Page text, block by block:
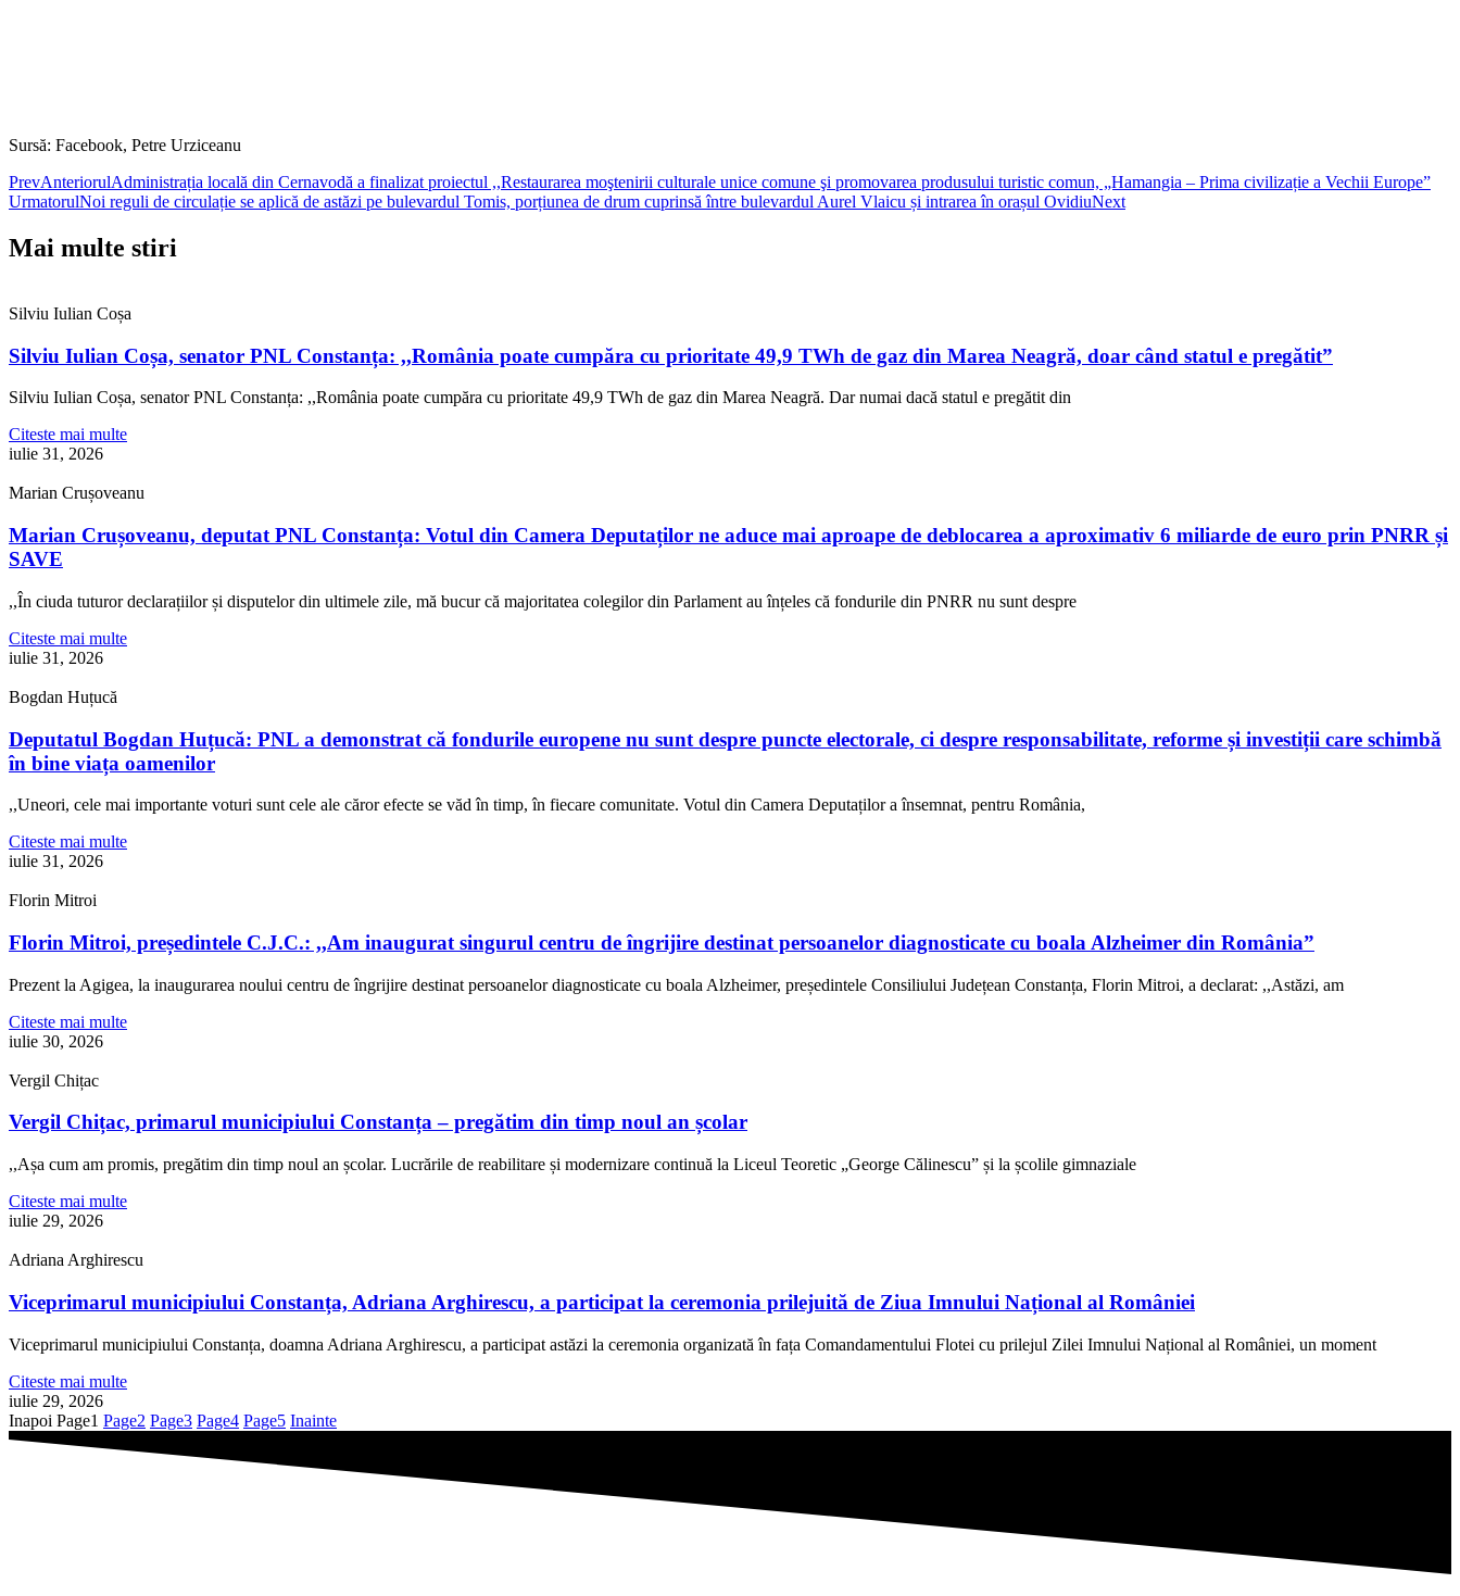
Sursă: Facebook, Petre Urziceanu
PrevAnteriorulAdministrația locală din Cernavodă a finalizat proiectul ,,Restaurarea moştenirii culturale unice comune şi promovarea produsului turistic comun, „Hamangia – Prima civilizație a Vechii Europe”
UrmatorulNoi reguli de circulație se aplică de astăzi pe bulevardul Tomis, porțiunea de drum cuprinsă între bulevardul Aurel Vlaicu și intrarea în orașul OvidiuNext
Mai multe stiri
Silviu Iulian Coșa
Silviu Iulian Coșa, senator PNL Constanța: ,,România poate cumpăra cu prioritate 49,9 TWh de gaz din Marea Neagră, doar când statul e pregătit”
Silviu Iulian Coșa, senator PNL Constanța: ,,România poate cumpăra cu prioritate 49,9 TWh de gaz din Marea Neagră. Dar numai dacă statul e pregătit din
Citeste mai multe
iulie 31, 2026
Marian Crușoveanu
Marian Crușoveanu, deputat PNL Constanța: Votul din Camera Deputaților ne aduce mai aproape de deblocarea a aproximativ 6 miliarde de euro prin PNRR și
SAVE
,,În ciuda tuturor declarațiilor și disputelor din ultimele zile, mă bucur că majoritatea colegilor din Parlament au înțeles că fondurile din PNRR nu sunt despre
Citeste mai multe
iulie 31, 2026
Bogdan Huțucă
Deputatul Bogdan Huțucă: PNL a demonstrat că fondurile europene nu sunt despre puncte electorale, ci despre responsabilitate, reforme și investiții care schimbă
în bine viața oamenilor
,,Uneori, cele mai importante voturi sunt cele ale căror efecte se văd în timp, în fiecare comunitate. Votul din Camera Deputaților a însemnat, pentru România,
Citeste mai multe
iulie 31, 2026
Florin Mitroi
Florin Mitroi, președintele C.J.C.: ,,Am inaugurat singurul centru de îngrijire destinat persoanelor diagnosticate cu boala Alzheimer din România”
Prezent la Agigea, la inaugurarea noului centru de îngrijire destinat persoanelor diagnosticate cu boala Alzheimer, președintele Consiliului Județean Constanța, Florin Mitroi, a declarat: ,,Astăzi, am
Citeste mai multe
iulie 30, 2026
Vergil Chițac
Vergil Chițac, primarul municipiului Constanța – pregătim din timp noul an școlar
,,Așa cum am promis, pregătim din timp noul an școlar. Lucrările de reabilitare și modernizare continuă la Liceul Teoretic „George Călinescu” și la școlile gimnaziale
Citeste mai multe
iulie 29, 2026
Adriana Arghirescu
Viceprimarul municipiului Constanța, Adriana Arghirescu, a participat la ceremonia prilejuită de Ziua Imnului Național al României
Viceprimarul municipiului Constanța, doamna Adriana Arghirescu, a participat astăzi la ceremonia organizată în fața Comandamentului Flotei cu prilejul Zilei Imnului Național al României, un moment
Citeste mai multe
iulie 29, 2026
Inapoi Page1 Page2 Page3 Page4 Page5 Inainte